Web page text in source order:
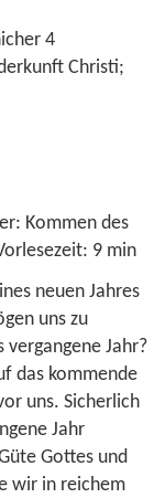
4
Christi;
Kommen des
9 min
neuen Jahres
uns zu
vergangene Jahr?
das kommende
uns. Sicherlich
Jahr
Gottes und
wir in reichem